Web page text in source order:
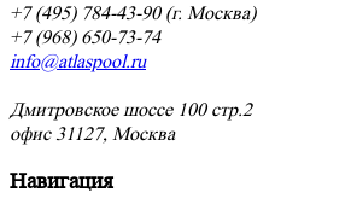
+7 (495) 784-43-90 (г. Москва)
+7 (968) 650-73-74
info@atlaspool.ru
Дмитровское шоссе 100 стр.2
офис 31127, Москва
Навигация